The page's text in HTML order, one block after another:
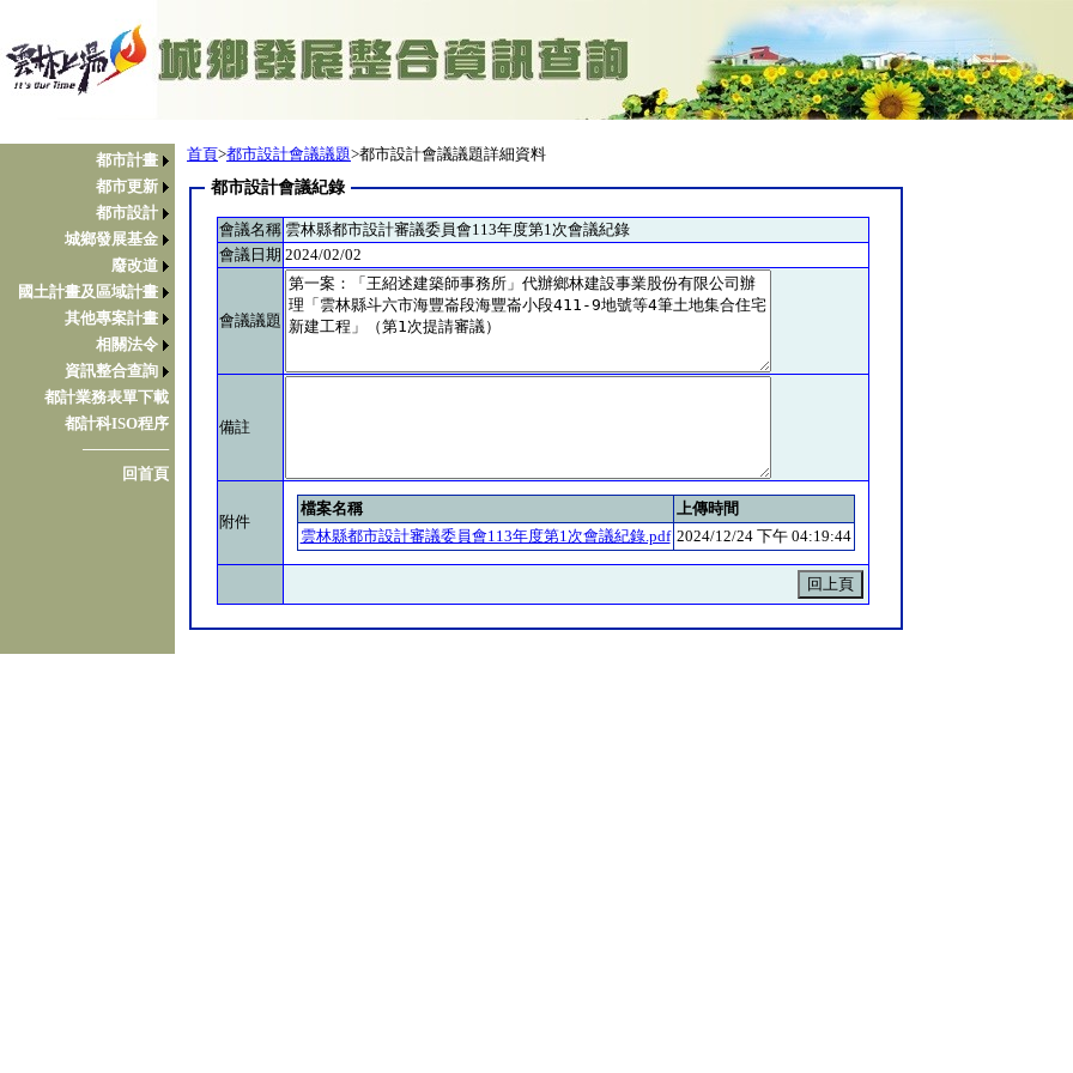
都市計畫
都市更新
都市設計
城鄉發展基金
廢改道
國土計畫及區域計畫
其他專案計畫
相關法令
資訊整合查詢
都計業務表單下載
都計科ISO程序
────────
回首頁
首頁>都市設計會議議題>都市設計會議議題詳細資料
都市設計會議紀錄
會議名稱 雲林縣都市設計審議委員會113年度第1次會議紀錄
會議日期 2024/02/02
會議議題
備註
附件
檔案名稱
上傳時間
雲林縣都市設計審議委員會113年度第1次會議紀錄.pdf 2024/12/24 下午 04:19:44